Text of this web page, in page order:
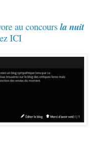
au concours la nuit
ICI